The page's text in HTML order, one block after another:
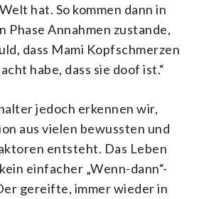
hat. So kommen dann in
Phase Annahmen zustande,
dass Mami Kopfschmerzen
habe, dass sie doof ist.“
jedoch erkennen wir,
aus vielen bewussten und
entsteht. Das Leben
einfacher „Wenn-dann“-
gereifte, immer wieder in